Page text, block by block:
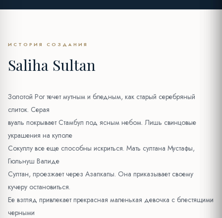
ИСТОРИЯ СОЗДАНИЯ
Saliha Sultan
Золотой Рог течет мутным и бледным, как старый серебряный
слиток. Серая
вуаль покрывает Стамбул под ясным небом. Лишь свинцовые
украшения на куполе
Сокуллу все еще способны искриться. Мать султана Мустафы,
Гюльнуш Валиде
Султан, проезжает через Азапкапы. Она приказывает своему
кучеру остановиться.
Ее взгляд привлекает прекрасная маленькая девочка с блестящими
черными